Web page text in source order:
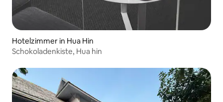
Hotelzimmer in Hua Hin
Schokoladenkiste, Hua hin